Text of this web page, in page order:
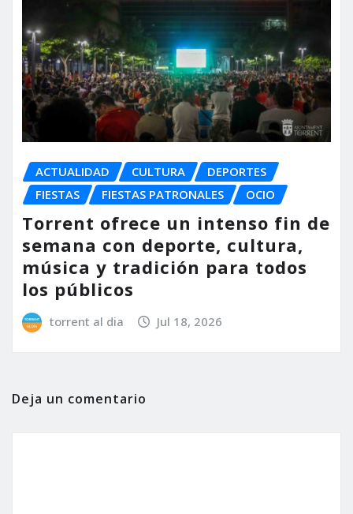
ACTUALIDAD CULTURA
DEPORTES
FIESTAS
FIESTAS PATRONALES OCIO
Torrent ofrece un intenso fin de
semana con deporte, cultura,
música y tradición para todos
los públicos
torrent al dia Jul 18, 2026
Deja un comentario